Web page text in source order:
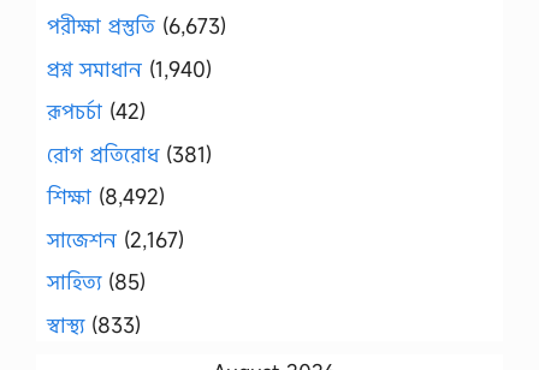
পরীক্ষা প্রস্তুতি (6,673)
প্রশ্ন সমাধান (1,940)
রূপচর্চা (42)
রোগ প্রতিরোধ(381)
শিক্ষা (8,492)
সাজেশন (2,167)
সাহিত্য(85)
স্বাস্থ্য(833)